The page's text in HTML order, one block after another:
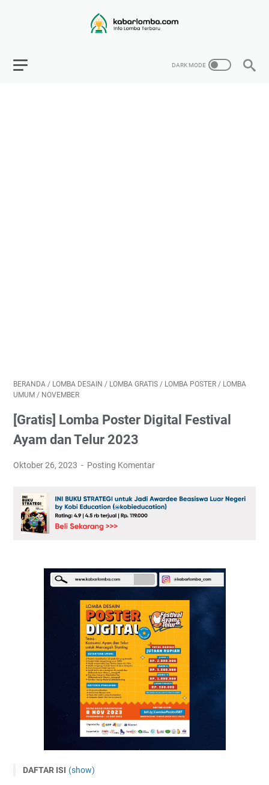
BERANDA / LOMBA DESAIN / LOMBA GRATIS / LOMBA POSTER / LOMBA
UMUM / NOVEMBER
[Gratis] Lomba Poster Digital Festival
Ayam dan Telur 2023
Oktober 26, 2023 Posting Komentar
DAFTAR ISI (show)